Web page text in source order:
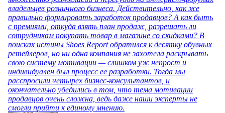
владельцев розничного бизнеса. Действительно, как же
правильно формировать заработок продавцов? А как быть
с премиями, откуда взять план продаж, разрешать ли
сотрудникам покупать товар в магазине со скидками? В
поисках истины Shoes Report обратился к десятку обувных
ретейлеров, но ни одна компания не захотела раскрывать
свою систему мотивации — слишком уж непрост и
индивидуален был процесс ее разработки. Тогда мы
расспросили четырех бизнес-консультантов, и
окончательно убедились в том, что тема мотивации
продавцов очень сложна, ведь даже наши эксперты не
смогли прийти к единому мнению.